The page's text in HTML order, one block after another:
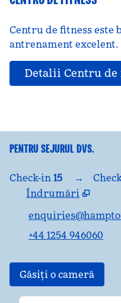
Centru de fitness este
antrenament excelent.
Detalii Centru de
PENTRU SEJURUL DVS.
Check-in 15 →
Îndrumări
Deschide o filă nouă
+44 1254 946060
Găsiți o cameră